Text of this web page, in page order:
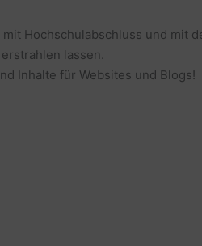
Hochschulabschluss und mit
lassen.
Inhalte für Websites und Blogs!